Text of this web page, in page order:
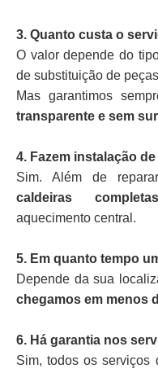
3. Quanto custa o
O valor depende do
de substituição de
Mas garantimos
transparente e sem
4. Fazem instalação
Sim. Além de
caldeiras completas
aquecimento central.
5. Em quanto tempo
Depende da sua
chegamos em menos
6. Há garantia nos
Sim, todos os serviços